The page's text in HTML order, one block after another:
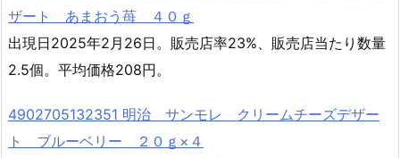
ザート あまおう苺 ４０ｇ
出現日2025年2月26日。販売店率23%、販売店当たり数量
2.5個。平均価格208円。
4902705132351 明治 サンモレ クリームチーズデザー
ト ブルーベリー ２０ｇ×４